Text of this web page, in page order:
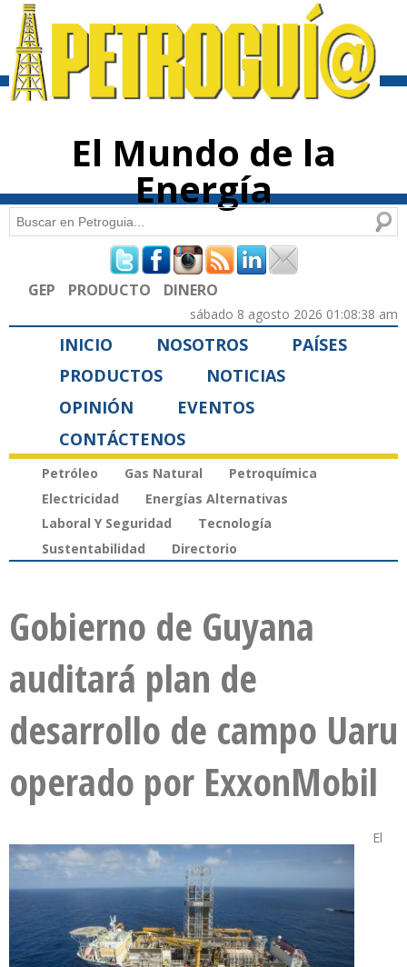
contenido
El Mundo de la
Energía
Formulario de búsqueda
Buscar
GEP PRODUCTO DINERO
sábado 8 agosto 2026 01:08:38 am
INICIO NOSOTROS
PAÍSES
PRODUCTOS
NOTICIAS
OPINIÓN
EVENTOS
CONTÁCTENOS
Petróleo Gas Natural
Petroquímica
Electricidad
Energías Alternativas
Laboral Y Seguridad
Tecnología
Sustentabilidad
Directorio
Gobierno de Guyana
auditará plan de
desarrollo de campo Uaru
operado por ExxonMobil
El